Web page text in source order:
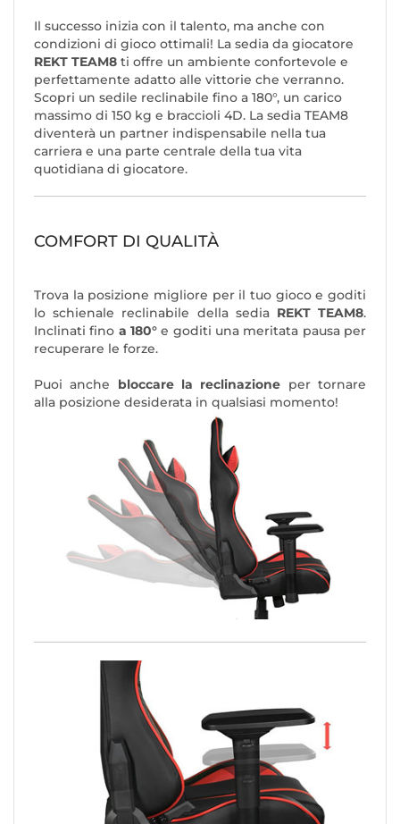
Il successo inizia con il talento, ma anche con
condizioni di gioco ottimali! La sedia da giocatore
REKT TEAM8 ti offre un ambiente confortevole e
perfettamente adatto alle vittorie che verranno.
Scopri un sedile reclinabile fino a 180°, un carico
massimo di 150 kg e braccioli 4D. La sedia TEAM8
diventerà un partner indispensabile nella tua
carriera e una parte centrale della tua vita
quotidiana di giocatore.
COMFORT DI QUALITÀ
Trova la posizione migliore per il tuo gioco e goditi
lo schienale reclinabile della sedia REKT TEAM8.
Inclinati fino a 180° e goditi una meritata pausa per
recuperare le forze.
Puoi anche bloccare la reclinazione per tornare
alla posizione desiderata in qualsiasi momento!